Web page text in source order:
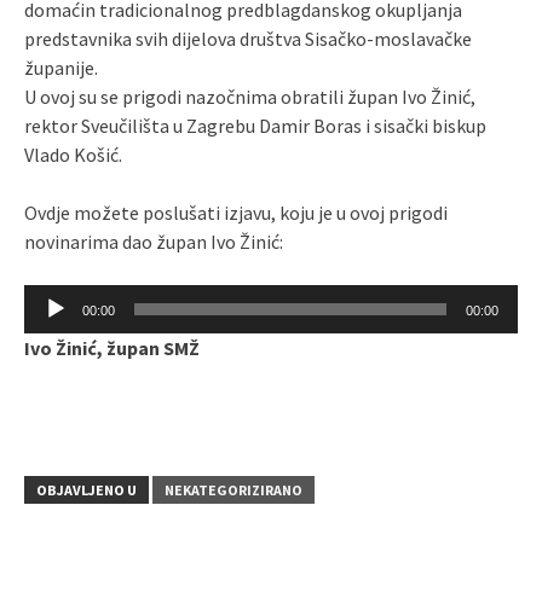
domaćin tradicionalnog predblagdanskog okupljanja
predstavnika svih dijelova društva Sisačko-moslavačke
županije.
U ovoj su se prigodi nazočnima obratili župan Ivo Žinić,
rektor Sveučilišta u Zagrebu Damir Boras i sisački biskup
Vlado Košić.
Ovdje možete poslušati izjavu, koju je u ovoj prigodi
novinarima dao župan Ivo Žinić:
Reproduktor
audiozapisa
00:00 00:00
Ivo Žinić, župan SMŽ
OBJAVLJENO U NEKATEGORIZIRANO